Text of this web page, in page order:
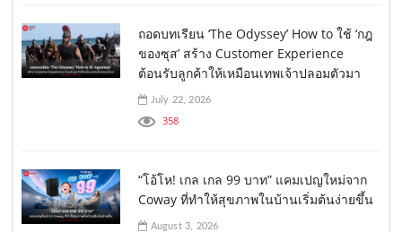
ถอดบทเรียน ‘The Odyssey’ How to ใช้ ‘กฎ
ของซุส’ สร้าง Customer Experience
ต้อนรับลูกค้าให้เหมือนเทพเจ้าปลอมตัวมา
July 22, 2026
358
“โอ้โห! เกล เกล 99 บาท” แคมเปญใหม่จาก
Coway ที่ทำให้สุขภาพในบ้านเริ่มต้นง่ายขึ้น
August 3, 2026